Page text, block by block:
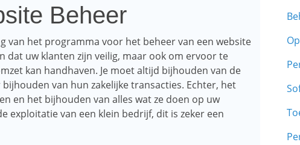
Beheer
van het programma voor het beheer van een website
dat uw klanten zijn veilig, maar ook om ervoor te
kan handhaven. Je moet altijd bijhouden van de
van hun zakelijke transacties. Echter, het
en het bijhouden van alles wat ze doen op uw
exploitatie van een klein bedrijf, dit is zeker een